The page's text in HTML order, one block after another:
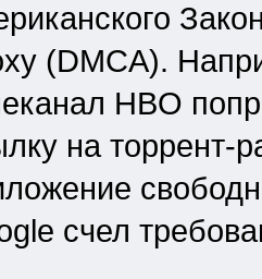
(DMCA).
HBO
на торрент-
счел